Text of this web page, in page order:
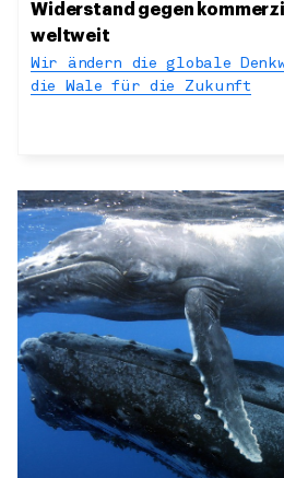
Widerstand gegen
weltweit
Wir ändern die globale
die Wale für die Zukunft